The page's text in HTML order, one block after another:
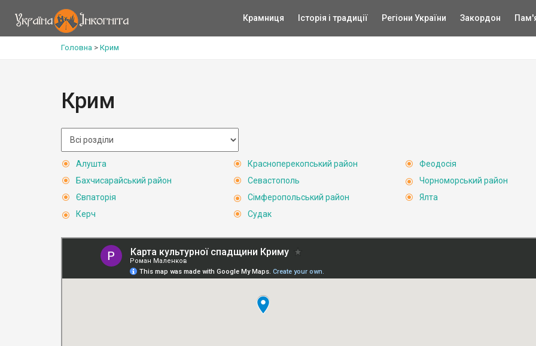
Крамниця Історія і традиції Регіони України Закордон
Головна > Крим
Крим
Алушта
Бахчисарайський район
Євпаторія
Керч
Красноперекопський район
Севастополь
Сімферопольський район
Судак
Феодосія
Чорноморський район
Ялта